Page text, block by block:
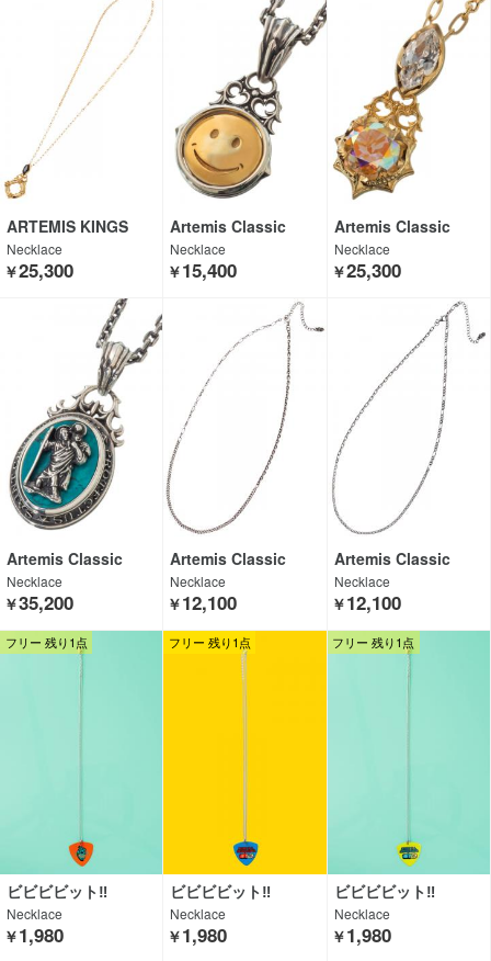
ARTEMIS KINGS
Necklace
￥25,300
Artemis Classic
Necklace
￥15,400
Artemis Classic
Necklace
￥25,300
Artemis Classic
Necklace
￥35,200
Artemis Classic
Necklace
￥12,100
Artemis Classic
Necklace
￥12,100
フリー 残り1点
ビビビビット‼︎
Necklace
￥1,980
フリー 残り1点
ビビビビット‼︎
Necklace
￥1,980
フリー 残り1点
ビビビビット‼︎
Necklace
￥1,980